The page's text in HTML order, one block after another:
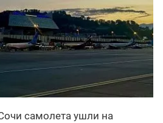
самолета ушли на